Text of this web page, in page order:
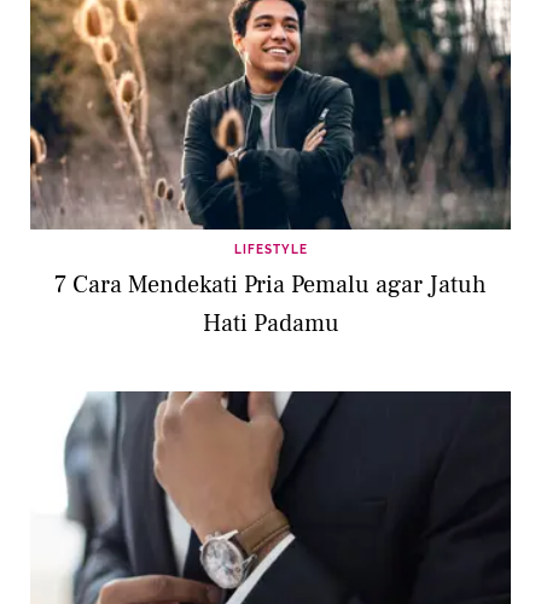
LIFESTYLE
7 Cara Mendekati Pria Pemalu agar Jatuh
Hati Padamu